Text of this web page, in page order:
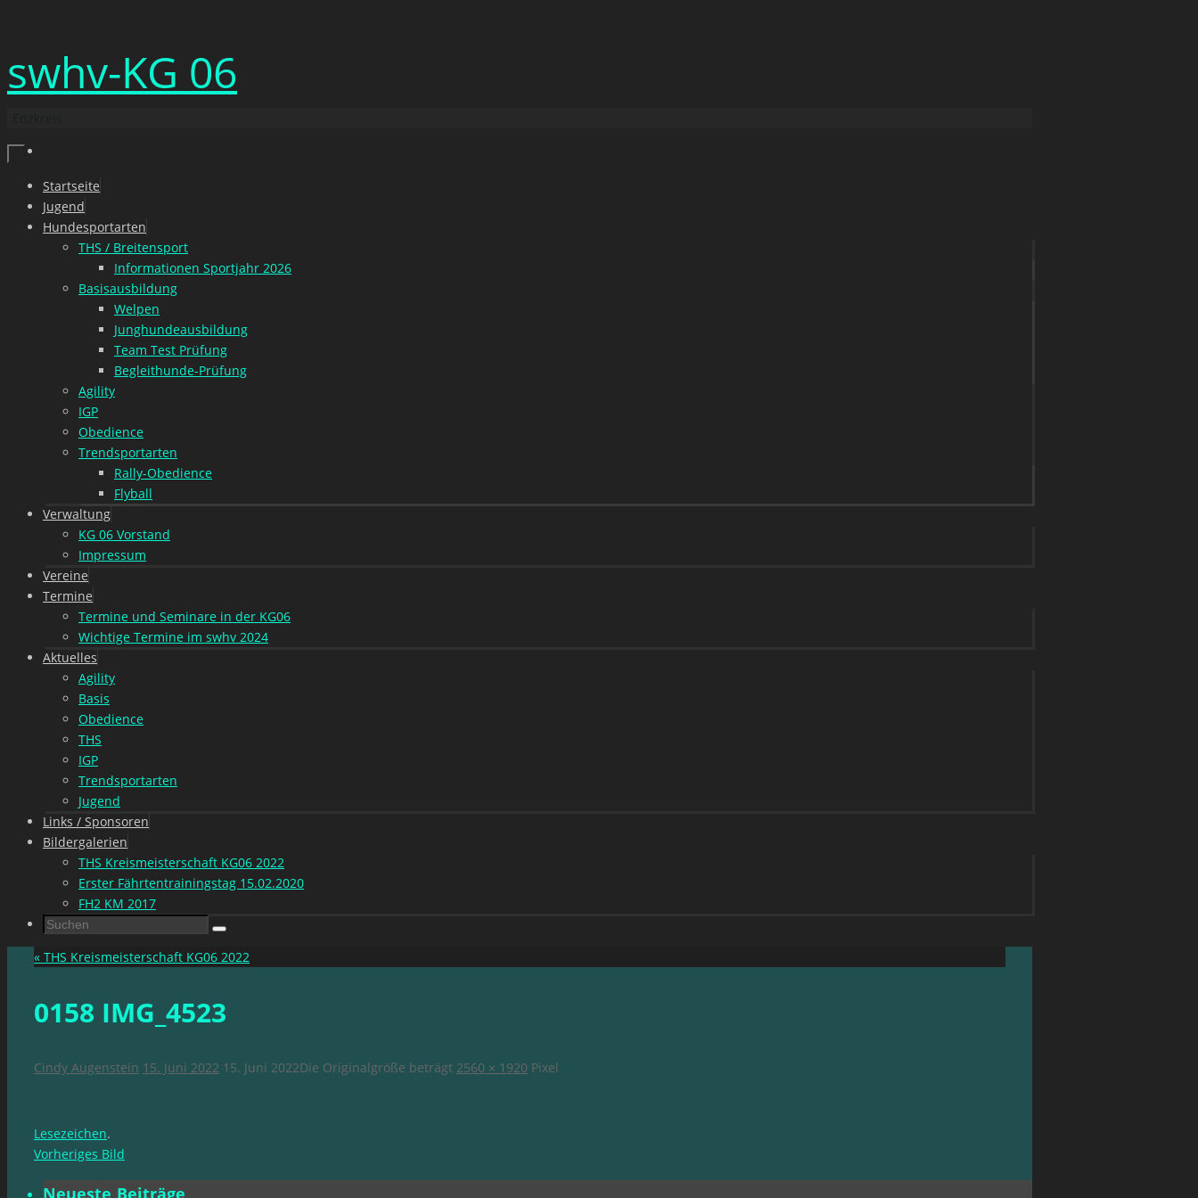
Inhalt
springen
swhv-KG 06
Zum
Inhalt
springen
Startseite
Jugend
Hundesportarten
THS / Breitensport
Informationen Sportjahr 2026
Basisausbildung
Welpen
Junghundeausbildung
Team Test Prüfung
Begleithunde-Prüfung
Agility
IGP
Obedience
Trendsportarten
Rally-Obedience
Flyball
Verwaltung
KG 06 Vorstand
Impressum
Vereine
Termine
Termine und Seminare in der KG06
Wichtige Termine im swhv 2024
Aktuelles
Agility
Basis
Obedience
THS
IGP
Trendsportarten
Jugend
Links / Sponsoren
Bildergalerien
THS Kreismeisterschaft KG06 2022
Erster Fährtentrainingstag 15.02.2020
FH2 KM 2017
Suchen
Suchen
« THS Kreismeisterschaft KG06 2022
0158 IMG_4523
Cindy Augenstein 15. Juni 2022 15. Juni 2022Die Originalgröße beträgt 2560 × 1920 Pixel
Lesezeichen.
Vorheriges Bild
Neueste Beiträge